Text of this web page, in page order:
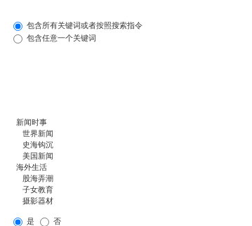
包含所有关键词或者按照搜索指令
包含任意一个关键词
是 否